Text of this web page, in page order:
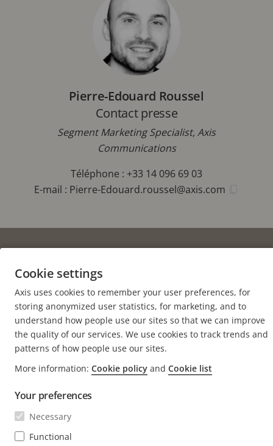
Pierre-Edouard Roussel
Contact presse
Segment Marketing Specialist, Axis
Communications
Téléphone : +33 14 096 69 03
E-mail : Pierre-Edouard.roussel@axis.com
FOOTER
CONTACT
Nous contacter
Centre d'Expérience
ACTUALITÉS ET TÉMOIGNAGES
menu
Témoignages de clients
Life at Axis
Engineering at Axis
S'ABONNER
S'abonner à la newsletter
sécurité d'AxisFRANCE / FRANÇAIS NEWSROOM
Cookie settings
Axis uses cookies to remember your user preferences, for
storing anonymized user statistics, for marketing, and to
understand how people use our sites so that we can improve
the quality of our services. We use cookies to track trends and
patterns of how people use our sites.
More information: Cookie policy and Cookie list
Your preferences
Necessary
Functional